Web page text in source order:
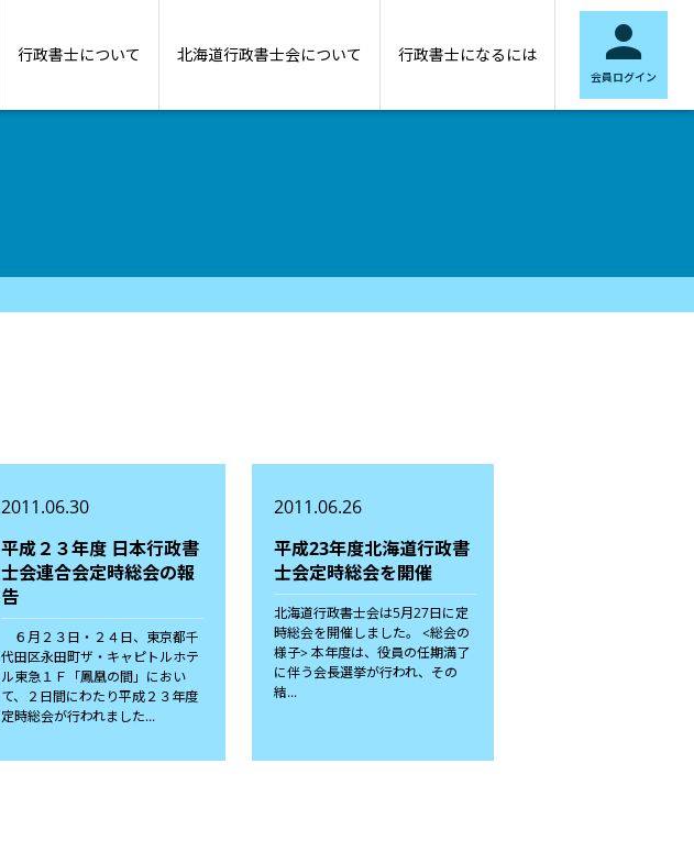
行政書士について 北海道行政書士会について 行政書士になるには 
会員ログイン
2011.06.30
平成２３年度 日本行政書
士会連合会定時総会の報
告
６月２３日・２４日、東京都千
代田区永田町ザ・キャピトルホテ
ル東急１Ｆ「鳳凰の間」におい
て、２日間にわたり平成２３年度
定時総会が行われました...
2011.06.26
平成23年度北海道行政書
士会定時総会を開催
北海道行政書士会は5月27日に定
時総会を開催しました。 <総会の
様子> 本年度は、役員の任期満了
に伴う会長選挙が行われ、その
結...